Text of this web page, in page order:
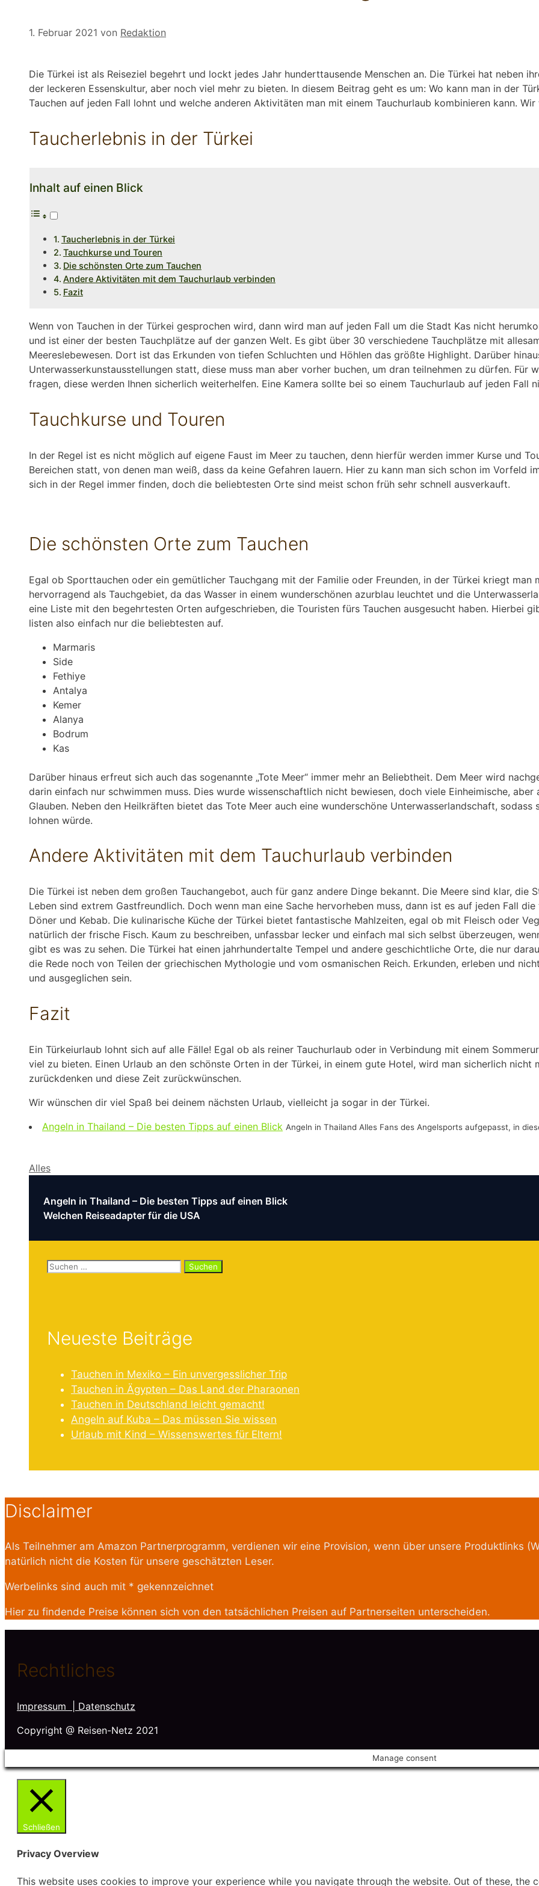
1. Februar 2021 von Redaktion
Die Türkei ist als Reiseziel begehrt und lockt jedes Jahr hunderttausende Menschen an. Die Türkei hat neben
der leckeren Essenskultur, aber noch viel mehr zu bieten. In diesem Beitrag geht es um: Wo kann man in der
Tauchen auf jeden Fall lohnt und welche anderen Aktivitäten man mit einem Tauchurlaub kombinieren kann.
Taucherlebnis in der Türkei
Inhalt auf einen Blick
Taucherlebnis in der Türkei
Tauchkurse und Touren
Die schönsten Orte zum Tauchen
Andere Aktivitäten mit dem Tauchurlaub verbinden
Fazit
Wenn von Tauchen in der Türkei gesprochen wird, dann wird man auf jeden Fall um die Stadt Kas nicht
und ist einer der besten Tauchplätze auf der ganzen Welt. Es gibt über 30 verschiedene Tauchplätze mit
Meereslebewesen. Dort ist das Erkunden von tiefen Schluchten und Höhlen das größte Highlight. Darüber
Unterwasserkunstausstellungen statt, diese muss man aber vorher buchen, um dran teilnehmen zu dürfen. Für
fragen, diese werden Ihnen sicherlich weiterhelfen. Eine Kamera sollte bei so einem Tauchurlaub auf jeden Fall
Tauchkurse und Touren
In der Regel ist es nicht möglich auf eigene Faust im Meer zu tauchen, denn hierfür werden immer Kurse und
Bereichen statt, von denen man weiß, dass da keine Gefahren lauern. Hier zu kann man sich schon im Vorfeld
sich in der Regel immer finden, doch die beliebtesten Orte sind meist schon früh sehr schnell ausverkauft.
Die schönsten Orte zum Tauchen
Egal ob Sporttauchen oder ein gemütlicher Tauchgang mit der Familie oder Freunden, in der Türkei kriegt man
hervorragend als Tauchgebiet, da das Wasser in einem wunderschönen azurblau leuchtet und die
eine Liste mit den begehrtesten Orten aufgeschrieben, die Touristen fürs Tauchen ausgesucht haben. Hierbei
listen also einfach nur die beliebtesten auf.
Marmaris
Side
Fethiye
Antalya
Kemer
Alanya
Bodrum
Kas
Darüber hinaus erfreut sich auch das sogenannte „Tote Meer“ immer mehr an Beliebtheit. Dem Meer wird
darin einfach nur schwimmen muss. Dies wurde wissenschaftlich nicht bewiesen, doch viele Einheimische,
Glauben. Neben den Heilkräften bietet das Tote Meer auch eine wunderschöne Unterwasserlandschaft, sodass
lohnen würde.
Andere Aktivitäten mit dem Tauchurlaub verbinden
Die Türkei ist neben dem großen Tauchangebot, auch für ganz andere Dinge bekannt. Die Meere sind klar, die
Leben sind extrem Gastfreundlich. Doch wenn man eine Sache hervorheben muss, dann ist es auf jeden Fall
Döner und Kebab. Die kulinarische Küche der Türkei bietet fantastische Mahlzeiten, egal ob mit Fleisch oder
natürlich der frische Fisch. Kaum zu beschreiben, unfassbar lecker und einfach mal sich selbst überzeugen,
gibt es was zu sehen. Die Türkei hat einen jahrhundertalte Tempel und andere geschichtliche Orte, die nur
die Rede noch von Teilen der griechischen Mythologie und vom osmanischen Reich. Erkunden, erleben und
und ausgeglichen sein.
Fazit
Ein Türkeiurlaub lohnt sich auf alle Fälle! Egal ob als reiner Tauchurlaub oder in Verbindung mit einem
viel zu bieten. Einen Urlaub an den schönste Orten in der Türkei, in einem gute Hotel, wird man sicherlich nicht
zurückdenken und diese Zeit zurückwünschen.
Wir wünschen dir viel Spaß bei deinem nächsten Urlaub, vielleicht ja sogar in der Türkei.
Angeln in Thailand – Die besten Tipps auf einen Blick Angeln in Thailand Alles Fans des Angelsports aufgepasst, in
Kategorien
Alles
Angeln in Thailand – Die besten Tipps auf einen Blick
Welchen Reiseadapter für die USA
Suchen
Neueste Beiträge
Tauchen in Mexiko – Ein unvergesslicher Trip
Tauchen in Ägypten – Das Land der Pharaonen
Tauchen in Deutschland leicht gemacht!
Angeln auf Kuba – Das müssen Sie wissen
Urlaub mit Kind – Wissenswertes für Eltern!
Disclaimer
Als Teilnehmer am Amazon Partnerprogramm, verdienen wir eine Provision, wenn über unsere Produktlinks
natürlich nicht die Kosten für unsere geschätzten Leser.
Werbelinks sind auch mit * gekennzeichnet
Hier zu findende Preise können sich von den tatsächlichen Preisen auf Partnerseiten unterscheiden.
Rechtliches
Impressum
| Datenschutz
Copyright @ Reisen-Netz 2021
Manage consent
Schließen
Privacy Overview
This website uses cookies to improve your experience while you navigate through the website. Out of these, the